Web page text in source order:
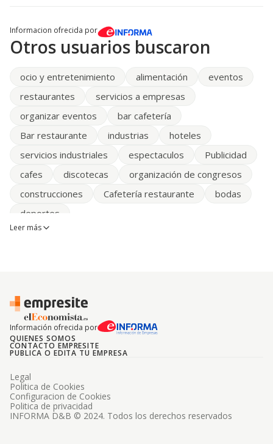
Informacion ofrecida por
Otros usuarios buscaron
ocio y entretenimiento alimentación
eventos
restaurantes
servicios a empresas
organizar eventos
bar cafetería
Bar restaurante
industrias
hoteles
servicios industriales
espectaculos
Publicidad
cafes
discotecas
organización de congresos
construcciones
Cafetería restaurante
bodas
deportes
Leer más
Información ofrecida por
QUIENES SOMOS
CONTACTO EMPRESITE
PUBLICA O EDITA TU EMPRESA
INFORMA D&B © 2024. Todos los derechos reservados
Legal
Politica de Cookies
Configuracion de Cookies
Politica de privacidad